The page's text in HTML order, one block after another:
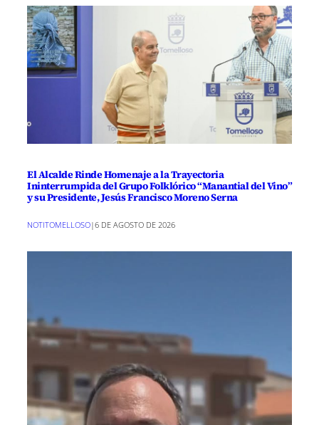
El Alcalde Rinde Homenaje a la Trayectoria
Ininterrumpida del Grupo Folklórico “Manantial del Vino”
y su Presidente, Jesús Francisco Moreno Serna
NOTITOMELLOSO|6 DE AGOSTO DE 2026